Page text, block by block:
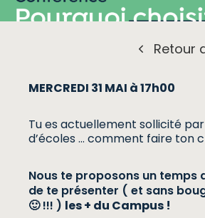
Retour
MERCREDI 31 MAI à 17h00
Tu es actuellement sollicité
d’écoles … comment faire ton
Nous te proposons un temps
de te présenter ( et sans
🙂 !!! ) les + du Campus !